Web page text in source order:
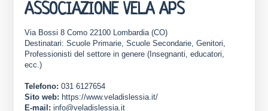
ASSOCIAZIONE VELA APS
Via Bossi 8 Como 22100 Lombardia (CO)
Destinatari: Scuole Primarie, Scuole Secondarie, Genitori,
Professionisti del settore in genere (Insegnanti, educatori,
ecc.)
Telefono: 031 6127654
Sito web: https://www.veladislessia.it/
E-mail: info@veladislessia.it